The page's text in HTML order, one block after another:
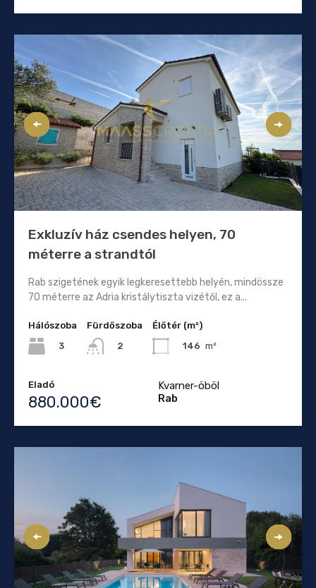
Exkluzív ház csendes helyen, 70
méterre a strandtól
Rab szigetének egyik legkeresettebb helyén, mindössze
70 méterre az Adria kristálytiszta vizétől, ez a...
Hálószoba
3
Fürdőszoba
2
Élőtér (m²)
146 m²
Eladó
880.000€
Kvarner-öböl
Rab